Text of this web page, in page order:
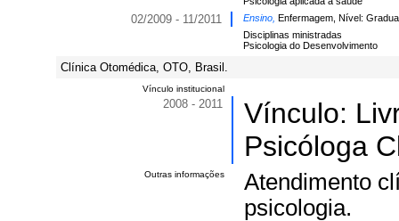
02/2009 - 11/2011 Ensino, Enfermagem, Nível:
Disciplinas ministradas
Psicologia do Desenvolvimento
Clínica Otomédica, OTO, Brasil.
Vínculo institucional
2008 - 2011
Vínculo:
Psicóloga
Outras informações
Atendimento
psicologia.